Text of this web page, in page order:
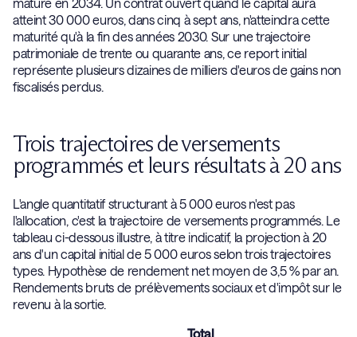
atteint 30 000 euros, dans cinq à sept ans, n'atteindra cette
maturité qu'à la fin des années 2030. Sur une trajectoire
patrimoniale de trente ou quarante ans, ce report initial
représente plusieurs dizaines de milliers d'euros de gains non
fiscalisés perdus.
Trois trajectoires de versements
programmés et leurs résultats à 20 ans
L'angle quantitatif structurant à 5 000 euros n'est pas
l'allocation, c'est la trajectoire de versements programmés. Le
tableau ci-dessous illustre, à titre indicatif, la projection à 20
ans d'un capital initial de 5 000 euros selon trois trajectoires
types. Hypothèse de rendement net moyen de 3,5 % par an.
Rendements bruts de prélèvements sociaux et d'impôt sur le
revenu à la sortie.
Total